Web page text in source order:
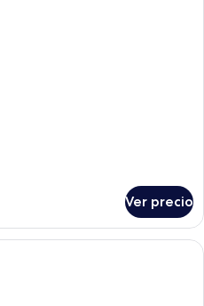
Ver precio
Una cocina moderna con una isla